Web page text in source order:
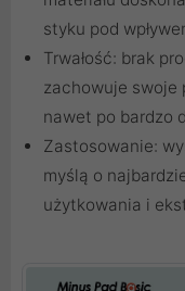
styku pod
Trwałość: brak
zachowuje swoje
nawet po bardzo
Zastosowanie:
myślą o
użytkowania i